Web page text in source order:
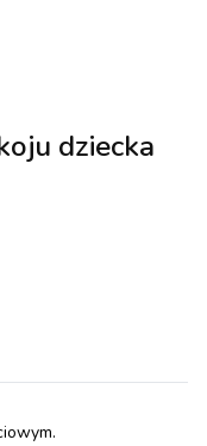
dziecka